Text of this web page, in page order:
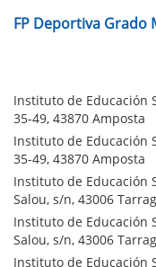
FP Deportiva Grado
Instituto de Educación
35-49, 43870 Amposta
Instituto de Educación
35-49, 43870 Amposta
Instituto de Educación
Salou, s/n, 43006
Instituto de Educación
Salou, s/n, 43006
Instituto de Educación